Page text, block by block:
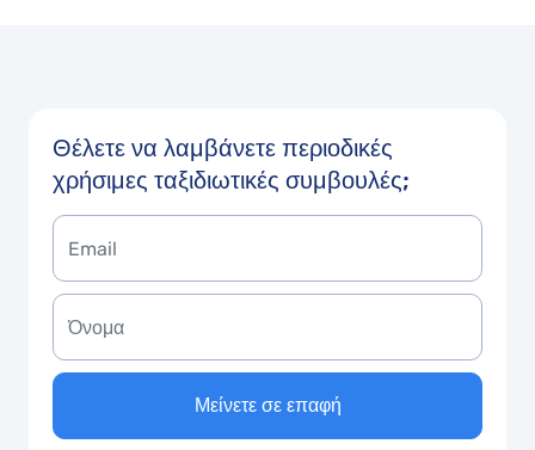
Θέλετε να λαμβάνετε περιοδικές
χρήσιμες ταξιδιωτικές συμβουλές;
Μείνετε σε επαφή